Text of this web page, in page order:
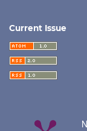
Current Issue